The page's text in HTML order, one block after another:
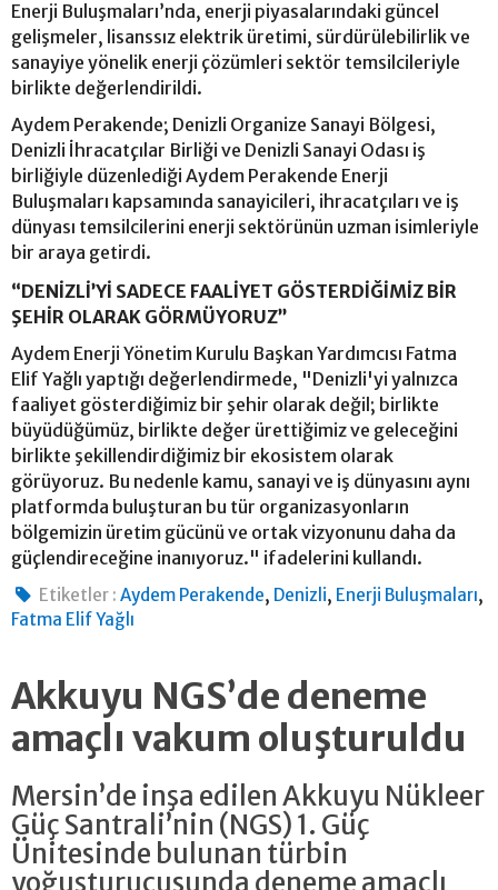
Enerji Buluşmaları’nda, enerji piyasalarındaki güncel
gelişmeler, lisanssız elektrik üretimi, sürdürülebilirlik ve
sanayiye yönelik enerji çözümleri sektör temsilcileriyle
birlikte değerlendirildi.
Aydem Perakende; Denizli Organize Sanayi Bölgesi,
Denizli İhracatçılar Birliği ve Denizli Sanayi Odası iş
birliğiyle düzenlediği Aydem Perakende Enerji
Buluşmaları kapsamında sanayicileri, ihracatçıları ve iş
dünyası temsilcilerini enerji sektörünün uzman isimleriyle
bir araya getirdi.
“DENİZLİ’Yİ SADECE FAALİYET GÖSTERDİĞİMİZ BİR
ŞEHİR OLARAK GÖRMÜYORUZ”
Aydem Enerji Yönetim Kurulu Başkan Yardımcısı Fatma
Elif Yağlı yaptığı değerlendirmede, "Denizli'yi yalnızca
faaliyet gösterdiğimiz bir şehir olarak değil; birlikte
büyüdüğümüz, birlikte değer ürettiğimiz ve geleceğini
birlikte şekillendirdiğimiz bir ekosistem olarak
görüyoruz. Bu nedenle kamu, sanayi ve iş dünyasını aynı
platformda buluşturan bu tür organizasyonların
bölgemizin üretim gücünü ve ortak vizyonunu daha da
güçlendireceğine inanıyoruz." ifadelerini kullandı.
Etiketler : Aydem Perakende, Denizli, Enerji Buluşmaları,
Fatma Elif Yağlı
Akkuyu NGS’de deneme
amaçlı vakum oluşturuldu
Mersin’de inşa edilen Akkuyu Nükleer
Güç Santrali’nin (NGS) 1. Güç
Ünitesinde bulunan türbin
yoğuşturucusunda deneme amaçlı